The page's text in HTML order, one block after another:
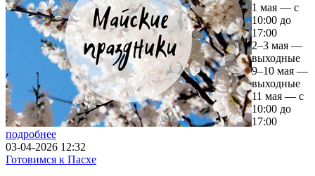
1 мая — с
10:00 до
17:00
2–3 мая —
выходные
9–10 мая —
выходные
11 мая — с
10:00 до
17:00
подробнее
03-04-2026 12:32
Готовимся к Пасхе